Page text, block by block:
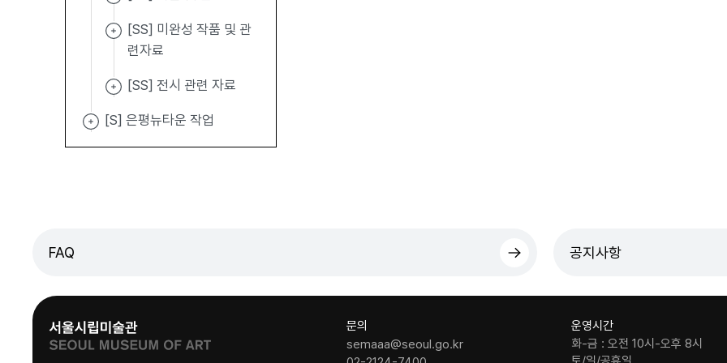
[SS] 미완성 작품 및 관
련자료
[SS] 전시 관련 자료
[S] 은평뉴타운 작업
FAQ 공지사항
문의
semaaa@seoul.go.kr
운영시간
화-금 : 오전 10시-오후 8시